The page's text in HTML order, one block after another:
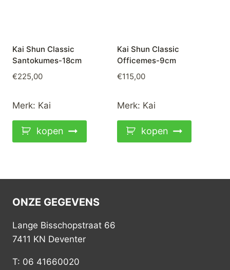
Kai Shun Classic
Santokumes-18cm
€225,00
Merk: Kai
kopen
Kai Shun Classic
Officemes-9cm
€115,00
Merk: Kai
kopen
ONZE GEGEVENS
Lange Bisschopstraat 66
7411 KN Deventer
T: 06 41660020